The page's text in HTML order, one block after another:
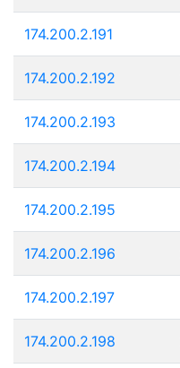
174.200.2.191
174.200.2.192
174.200.2.193
174.200.2.194
174.200.2.195
174.200.2.196
174.200.2.197
174.200.2.198